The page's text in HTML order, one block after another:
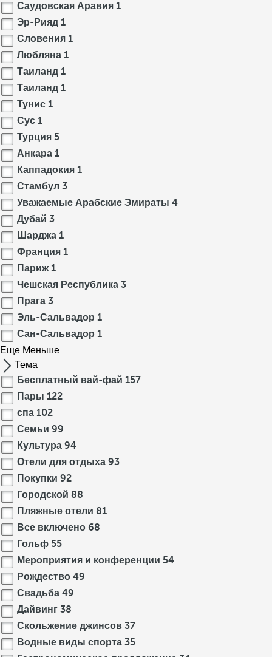
Саудовская Аравия 1
Эр-Рияд 1
Словения 1
Любляна 1
Таиланд 1
Таиланд 1
Тунис 1
Сус 1
Турция 5
Анкара 1
Каппадокия 1
Стамбул 3
Уважаемые Арабские Эмираты 4
Дубай 3
Шарджа 1
Франция 1
Париж1
Чешская Республика 3
Прага 3
Эль-Сальвадор 1
Сан-Сальвадор 1
Еще Меньше
Тема
Бесплатный вай-фай 157
Пары 122
спа 102
Семьи 99
Культура 94
Отели для отдыха 93
Покупки 92
Городской 88
Пляжные отели 81
Все включено 68
Гольф 55
Мероприятия и конференции 54
Рождество 49
Свадьба 49
Дайвинг 38
Скольжение джинсов 37
Водные виды спорта 35